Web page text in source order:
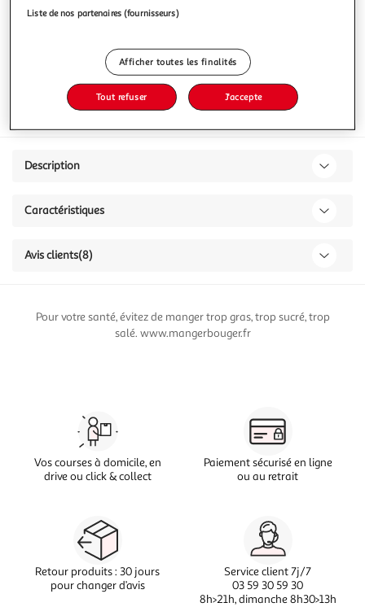
Afficher le prix
Description
Caractéristiques
Avis clients(8)
Pour votre santé, évitez de manger trop gras, trop sucré, trop
salé. www.mangerbouger.fr
Vos courses à domicile, en
drive ou click & collect
Paiement sécurisé en ligne
ou au retrait
Retour produits : 30 jours
pour changer d’avis
Service client 7j/7
03 59 30 59 30
8h>21h, dimanche 8h30>13h
Liste de nos partenaires (fournisseurs)
Afficher toutes les finalités
Tout refuser J'accepte